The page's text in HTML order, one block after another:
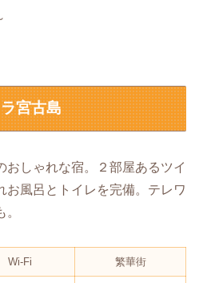
宮古島
おしゃれな宿。２部屋あるツイ
お風呂とトイレを完備。テレワ
Wi-Fi 繁華街